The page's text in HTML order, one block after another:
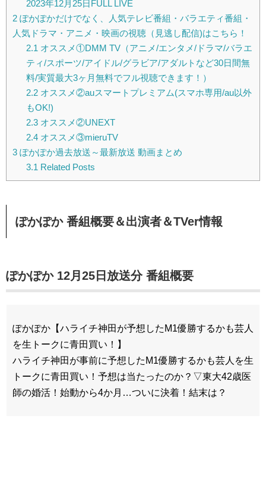
2023年12月25日FULL LIVE
2 ぽかぽかだけでなく、人気テレビ番組・バラエティ番組・
人気ドラマ・アニメ・映画の視聴（見逃し配信)はこちら！
2.1 オススメ①DMM TV（アニメ/エンタメ/ドラマ/バラエ
ティ/スポーツ/アイドル/グラビア/アダルトなど30日間無
料/実質最大3ヶ月無料でフル視聴できます！）
2.2オススメ②auスマートプレミアム(スマホ専用/au以外
もOK!)
2.3オススメ②UNEXT
2.4オススメ③mieruTV
3 ぽかぽか過去放送～最新放送 動画まとめ
3.1 Related Posts
ぽかぽか 番組概要＆出演者＆TVer情報
ぽかぽか 12月25日放送分 番組概要
ぽかぽか【ハライチ神田が予想したM1優勝するかも芸人
を生トークに青田買い！】
ハライチ神田が事前に予想したM1優勝するかも芸人を生
トークに青田買い！予想は当たったのか？▽東大42歳医
師の婚活！始動から4か月…ついに決着！結末は？